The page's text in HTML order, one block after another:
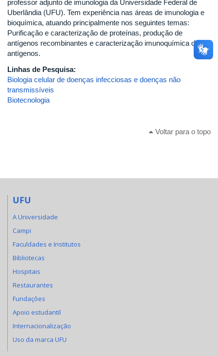
professor adjunto de imunologia da Universidade Federal de
Uberlândia (UFU). Tem experiência nas áreas de imunologia e
bioquímica, atuando principalmente nos seguintes temas:
Purificação e caracterização de proteínas, produção de
antígenos recombinantes e caracterização imunoquímica de
antígenos.
Linhas de Pesquisa:
Biologia celular de doenças infecciosas e doenças não
transmissíveis
Biotecnologia
Voltar para o topo
UFU
A Universidade
Campi
Faculdades e Institutos
Bibliotecas
Hospitais
Restaurantes
Fundações
Apoio estudantil
Internacionalização
Uso da marca UFU